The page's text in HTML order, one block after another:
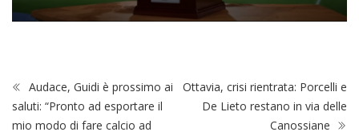
Audace, Guidi è prossimo ai
saluti: “Pronto ad esportare il
mio modo di fare calcio ad
Ottavia, crisi rientrata: Porcelli e
De Lieto restano in via delle
Canossiane